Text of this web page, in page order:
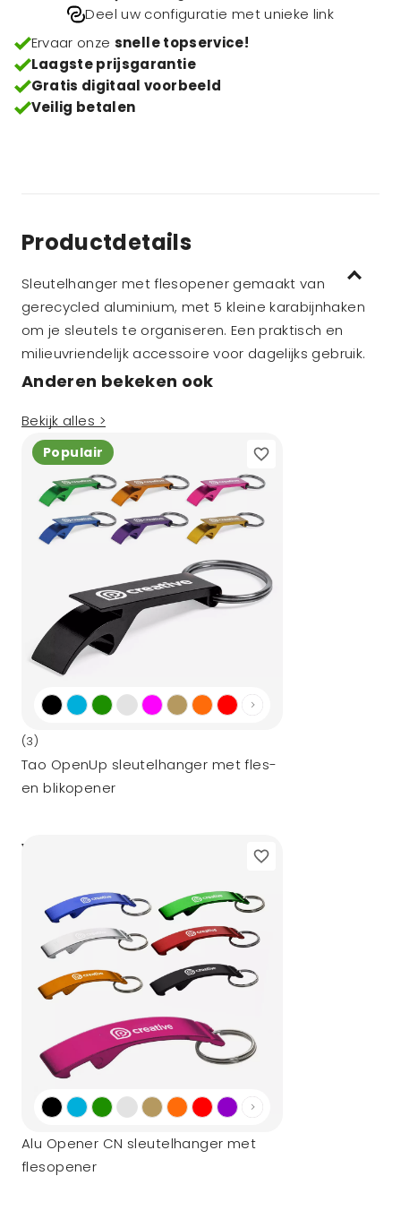
Deel uw configuratie met unieke link
Ervaar onze snelle topservice!
Laagste prijsgarantie
Gratis digitaal voorbeeld
Veilig betalen
Productdetails
Sleutelhanger met flesopener gemaakt van
gerecycled aluminium, met 5 kleine karabijnhaken
om je sleutels te organiseren. Een praktisch en
milieuvriendelijk accessoire voor dagelijks gebruik.
Anderen bekeken ook
Bekijk alles >
Populair
(3)
Tao OpenUp sleutelhanger met fles-
en blikopener
vanaf
Alu Opener CN sleutelhanger met
flesopener